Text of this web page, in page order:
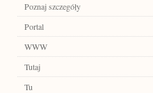
Poznaj szczegóły
Portal
WWW
Tutaj
Tu